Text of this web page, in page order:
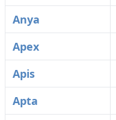
Anya
Apex
Apis
Apta